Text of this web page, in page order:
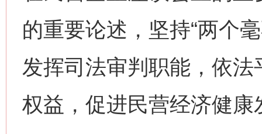
的重要论述，坚持“两个
发挥司法审判职能，依
权益，促进民营经济健